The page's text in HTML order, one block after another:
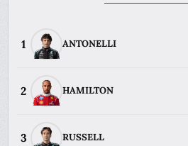
1 ANTONELLI
2 HAMILTON
3 RUSSELL